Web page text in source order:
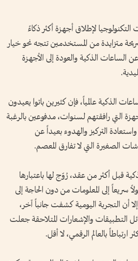
لإطلاق أجهزة أكثر ذكاءً
متزايدة من المستخدمين تتجه نحو خيار
الساعات الذكية والعودة إلى الأجهزة
الذكية عالمياً، فإن كثيرين باتوا يعيدون
التي رافقتهم لسنوات، مدفوعين بالرغبة
التركيز والهدوء بعيداً عن
الصغيرة التي لا تفارق المعصم.
قبل أكثر من عقد، رُوّج لها باعتبارها
سريعاً إلى المعلومات من دون الحاجة إلى
أن التجربة اليومية كشفت جانباً آخر،
التطبيقات والإشعارات المتلاحقة جعلت
بالعالم الرقمي، لا أقل.